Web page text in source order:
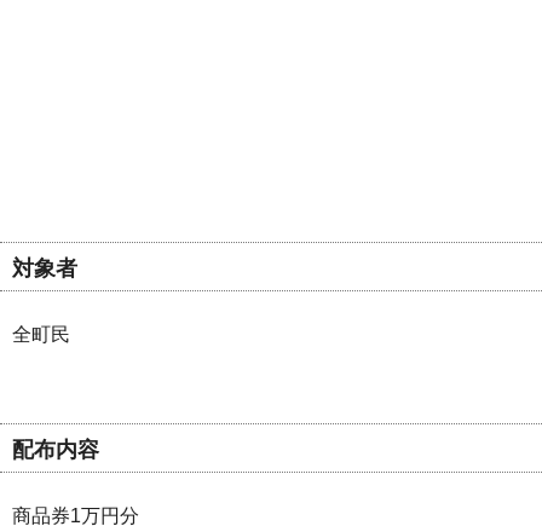
対象者
全町民
配布内容
商品券1万円分